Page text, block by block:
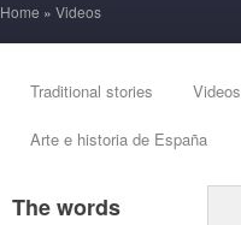
Home » Videos
Traditional stories Videos
Arte e historia de España
The words